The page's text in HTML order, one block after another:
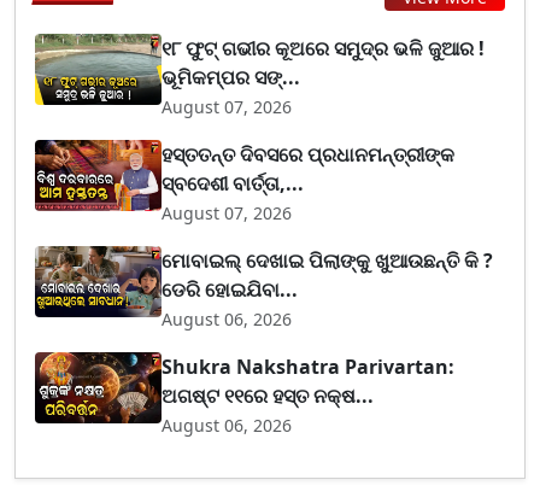
୧୮ ଫୁଟ୍ ଗଭୀର କୂଅରେ ସମୁଦ୍ର ଭଳି ଜୁଆର !
ଭୂମିକମ୍ପର ସଙ୍...
August 07, 2026
ହସ୍ତତନ୍ତ ଦିବସରେ ପ୍ରଧାନମନ୍ତ୍ରୀଙ୍କ
ସ୍ବଦେଶୀ ବାର୍ତ୍ତା,...
August 07, 2026
ମୋବାଇଲ୍ ଦେଖାଇ ପିଲାଙ୍କୁ ଖୁଆଉଛନ୍ତି କି ?
ଡେରି ହୋଇଯିବା...
August 06, 2026
Shukra Nakshatra Parivartan:
ଅଗଷ୍ଟ ୧୧ରେ ହସ୍ତ ନକ୍ଷ...
August 06, 2026